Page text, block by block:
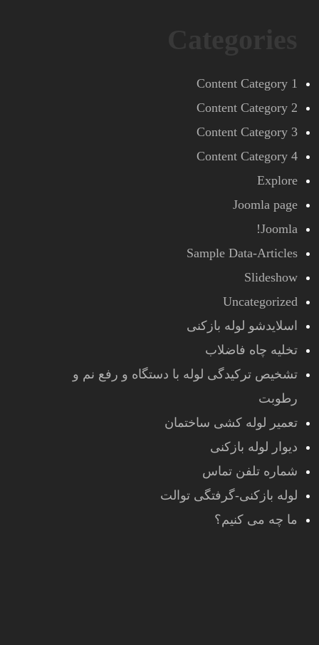
Content Category 1
Content Category 2
Content Category 3
Content Category 4
Explore
Joomla page
Joomla!
Sample Data-Articles
Slideshow
Uncategorized
اسلایدشو لوله بازکنی
تخلیه چاه فاضلاب
تشخیص ترکیدگی لوله با دستگاه و رفع نم و
رطوبت
تعمیر لوله کشی ساختمان
دیوار لوله بازکنی
شماره تلفن تماس
لوله بازکنی-گرفتگی توالت
ما چه می کنیم؟